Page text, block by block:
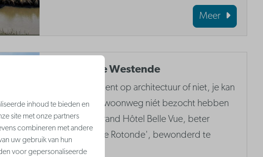
Meer
De Rotonde Westende
Of je nu gek bent op architectuur of niet, je kan
Westende gewoonweg niét bezocht hebben
zonder het Grand Hôtel Belle Vue, beter
gekend als 'De Rotonde', bewonderd te
hebben.
inhoud te bieden en
site met onze partners
combineren met andere
uw gebruik van hun
voor gepersonaliseerde